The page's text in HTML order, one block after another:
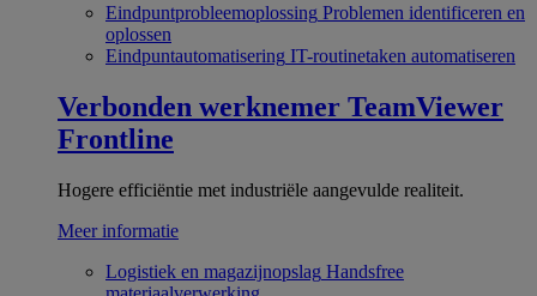
Eindpuntprobleemoplossing Problemen identificeren en
oplossen
Eindpuntautomatisering IT-routinetaken automatiseren
Verbonden werknemer TeamViewer
Frontline
Hogere efficiëntie met industriële aangevulde realiteit.
Meer informatie
Logistiek en magazijnopslag Handsfree